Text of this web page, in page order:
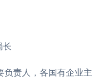
责人，各国有企业主